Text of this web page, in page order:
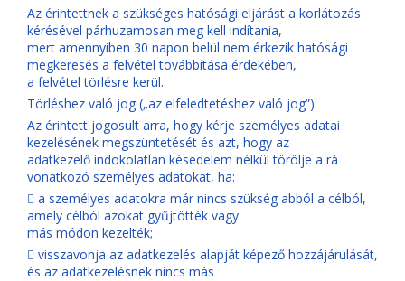
Az érintettnek a szükséges hatósági eljárást a korlátozás
kérésével párhuzamosan meg kell indítania,
mert amennyiben 30 napon belül nem érkezik hatósági
megkeresés a felvétel továbbítása érdekében,
a felvétel törlésre kerül.
Törléshez való jog („az elfeledtetéshez való jog”):
Az érintett jogosult arra, hogy kérje személyes adatai
kezelésének megszüntetését és azt, hogy az
adatkezelő indokolatlan késedelem nélkül törölje a rá
vonatkozó személyes adatokat, ha:
 a személyes adatokra már nincs szükség abból a célból,
amely célból azokat gyűjtötték vagy
más módon kezelték;
 visszavonja az adatkezelés alapját képező hozzájárulását,
és az adatkezelésnek nincs más